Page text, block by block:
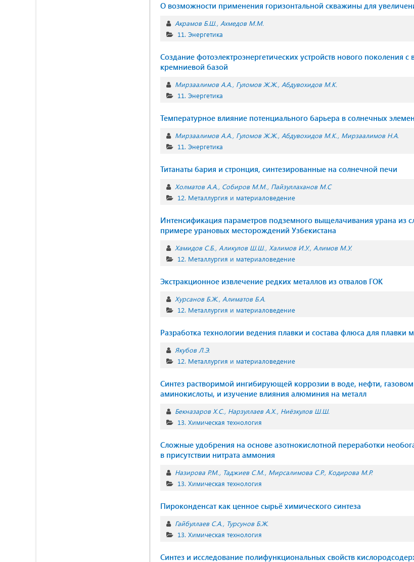
О возможности применения горизонтальной скважины для
Акрамов Б.Ш. Ахмедов М.М.
11. Энергетика
Создание фотоэлектроэнергетических устройств нового поколения
кремниевой базой
Мирзаалимов А.А. Гуломов Ж.Ж. Абдувохидов М.К.
11. Энергетика
Температурное влияние потенциального барьера в солнечных
Мирзаалимов А.А. Гуломов Ж.Ж. Абдувохидов М.К. Мирзаалимов Н.А.
11. Энергетика
Титанаты бария и стронция, синтезированные на солнечной печи
Холматов А.А. Собиров М.М. Пайзуллаханов М.С
12. Металлургия и материаловедение
Интенсификация параметров подземного выщелачивания урана из
примере урановых месторождений Узбекистана
Хамидов С.Б. Аликулов Ш.Ш. Халимов И.У. Алимов М.У.
12. Металлургия и материаловедение
Экстракционное извлечение редких металлов из отвалов ГОК
Хурсанов Б.Ж. Алиматов Б.А.
12. Металлургия и материаловедение
Разработка технологии ведения плавки и состава флюса для плавки
Якубов Л.Э.
12. Металлургия и материаловедение
Синтез растворимой ингибирующей коррозии в воде, нефти,
аминокислоты, и изучение влияния алюминия на металл
Бекназаров Х.С. Нарзуллаев А.Х. Ниёзкулов Ш.Ш.
13. Химическая технология
Сложные удобрения на основе азотнокислотной переработки
в присутствии нитрата аммония
Назирова Р.М. Таджиев С.М. Мирсалимова С.Р. Кодирова М.Р.
13. Химическая технология
Пироконденсат как ценное сырьё химического синтеза
Гайбуллаев С.А. Турсунов Б.Ж.
13. Химическая технология
Cинтез и исследование полифункциональных свойств